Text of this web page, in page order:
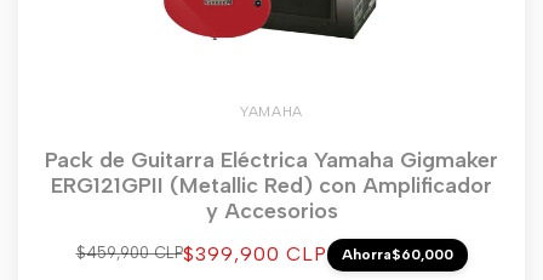
YAMAHA
Pack de Guitarra Eléctrica Yamaha Gigmaker
ERG121GPII (Metallic Red) con Amplificador
y Accesorios
Precio
$459,900 CLPPrecio
$399,900 CLP Ahorra$60,000